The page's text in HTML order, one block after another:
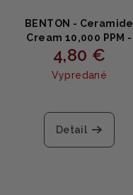
BENTON - Ceramide
Cream 10,000 PPM -
Hydratačný krém s
ceramidmi 12g
4,80 €
Vypredané
Detail